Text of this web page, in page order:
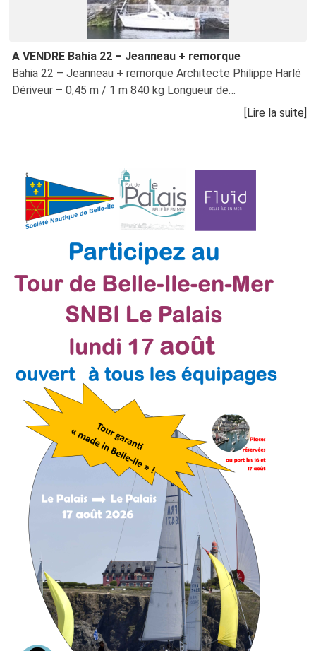
A VENDRE Bahia 22 – Jeanneau + remorque
Bahia 22 – Jeanneau + remorque Architecte Philippe Harlé
Dériveur – 0,45 m / 1 m 840 kg Longueur de…
[Lire la suite]